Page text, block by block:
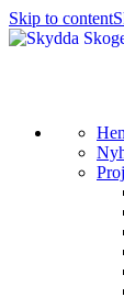
Skip to content